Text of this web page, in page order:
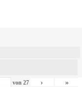
von 27 › »